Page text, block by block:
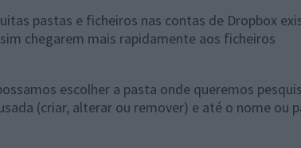
pastas e ficheiros nas contas de Dropbox
chegarem mais rapidamente aos ficheiros
escolher a pasta onde queremos
(criar, alterar ou remover) e até o nome ou